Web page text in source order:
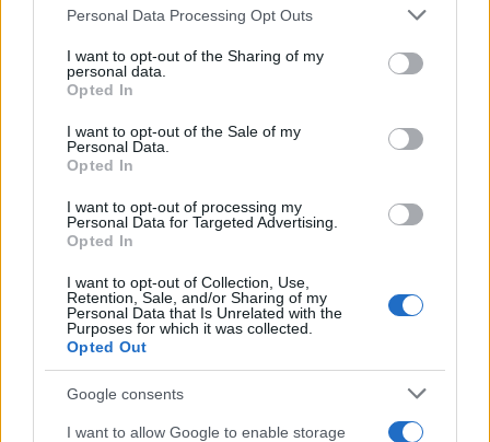
Please note that this website/app uses one or more Google
not limited to your visit or usage behaviour. You may click to
grant or deny consent to Google and its third-party tags to
use your data for below specified purposes in below Google
consent section.
Personal Data Processing Opt Outs
I want to opt-out of the Sharing of my
personal data.
Opted In
I want to opt-out of the Sale of my
Personal Data.
Opted In
I want to opt-out of processing my
Personal Data for Targeted Advertising.
Opted In
I want to opt-out of Collection, Use,
Retention, Sale, and/or Sharing of my
Personal Data that Is Unrelated with the
Purposes for which it was collected.
Opted Out
Google consents
I want to allow Google to enable storage
alla sostanza.
Staff